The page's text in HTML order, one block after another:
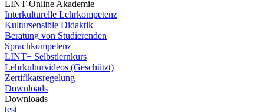
LINT-Online Akademie
Interkulturelle Lehrkompetenz
Kultursensible Didaktik
Beratung von Studierenden
Sprachkompetenz
LINT+ Selbstlernkurs
Lehrkulturvideos (Geschützt)
Zertifikatsregelung
Downloads
Downloads
test